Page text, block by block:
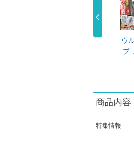
ウルトラジャン
ウ
プ
商品内容
特集情報